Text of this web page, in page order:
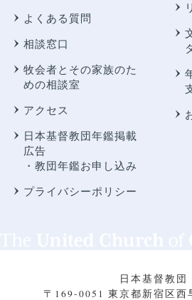
よくある質問
相談窓口
牧会者とその家族のた
めの相談室
アクセス
日本基督教団年鑑掲載
広告
・教団年鑑お申し込み
プライバシーポリシー
日本基督教団
〒169-0051 東京都新宿区西